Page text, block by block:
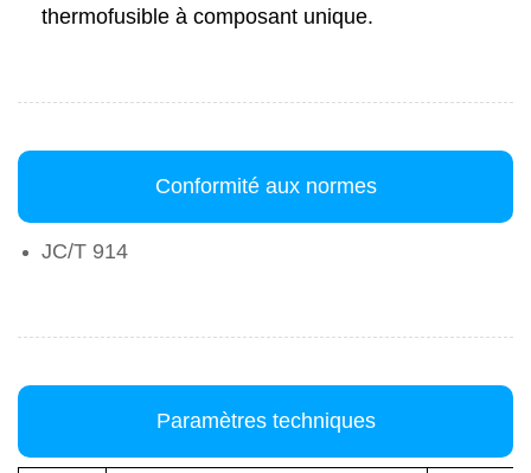
thermofusible à composant unique.
Conformité aux normes
JC/T 914
Paramètres techniques